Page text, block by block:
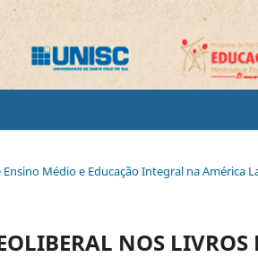
Médio e Educação Integral na América
NOS LIVROS